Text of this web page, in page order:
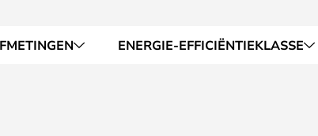
ENERGIE-EFFICIËNTIEKLASSE